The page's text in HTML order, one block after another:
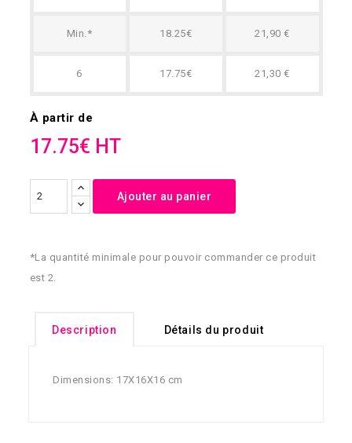
Min.* 18.25€ 21,90 €
6 17.75€ 21,30 €
À partir de
17.75€ HT
Ajouter au panier
*La quantité minimale pour pouvoir commander ce produit
est 2.
Description Détails du produit
Dimensions: 17X16X16 cm